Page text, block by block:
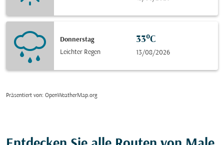
Donnerstag
Leichter Regen
33°C
13/08/2026
Präsentiert von: OpenWeatherMap.org